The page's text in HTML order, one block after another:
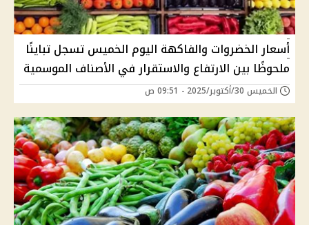
أسعار الخضروات والفاكهة اليوم الخميس تسجل تباينًا
ملحوظًا بين الارتفاع والاستقرار في الأصناف الموسمية
الخميس 30/أكتوبر/2025 - 09:51 ص